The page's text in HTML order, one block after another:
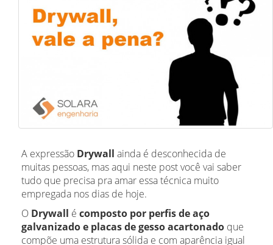
A expressão Drywall ainda é desconhecida de
muitas pessoas, mas aqui neste post você vai saber
tudo que precisa pra amar essa técnica muito
empregada nos dias de hoje.
O Drywall é composto por perfis de aço
galvanizado e placas de gesso acartonado que
compõe uma estrutura sólida e com aparência igual